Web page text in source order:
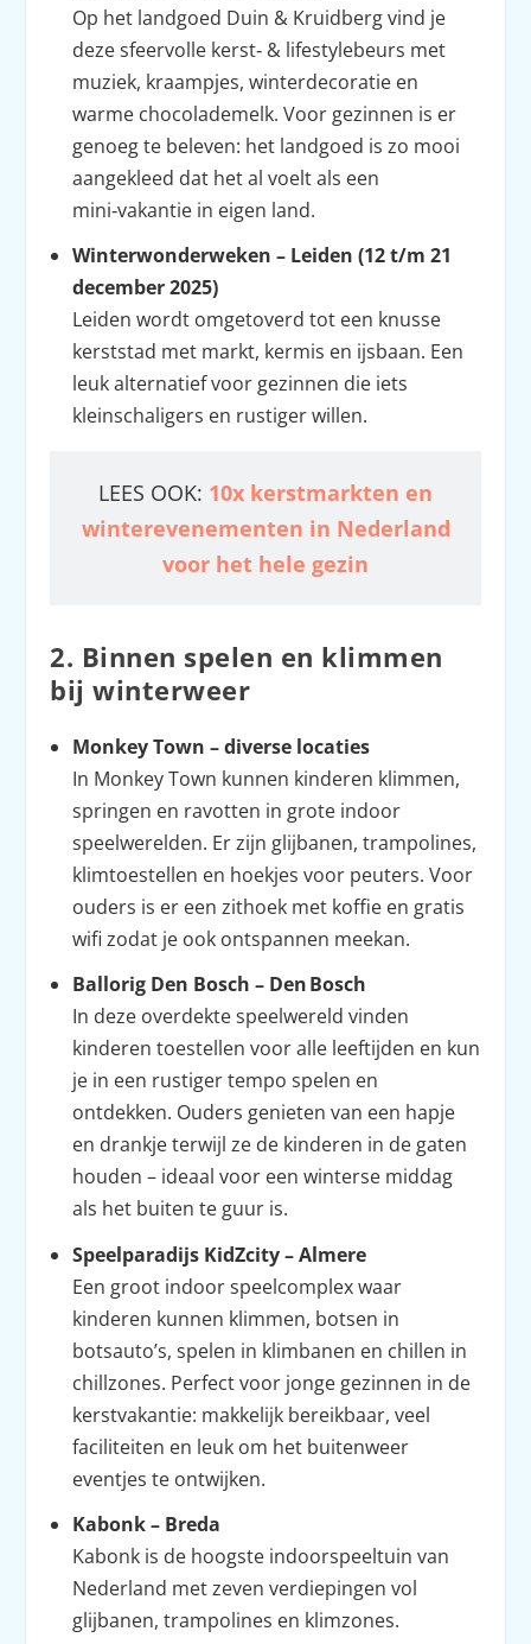
Op het landgoed Duin & Kruidberg vind je
deze sfeervolle kerst‑ & lifestylebeurs met
muziek, kraampjes, winterdecoratie en
warme chocolademelk. Voor gezinnen is er
genoeg te beleven: het landgoed is zo mooi
aangekleed dat het al voelt als een
mini‑vakantie in eigen land.
Winterwonderweken – Leiden (12 t/m 21
december 2025)
Leiden wordt omgetoverd tot een knusse
kerststad met markt, kermis en ijsbaan. Een
leuk alternatief voor gezinnen die iets
kleinschaligers en rustiger willen.
LEES OOK: 10x kerstmarkten en
winterevenementen in Nederland
voor het hele gezin
2. Binnen spelen en klimmen
bij winterweer
Monkey Town – diverse locaties
In Monkey Town kunnen kinderen klimmen,
springen en ravotten in grote indoor
speelwerelden. Er zijn glijbanen, trampolines,
klimtoestellen en hoekjes voor peuters. Voor
ouders is er een zithoek met koffie en gratis
wifi zodat je ook ontspannen meekan.
Ballorig Den Bosch – Den Bosch
In deze overdekte speelwereld vinden
kinderen toestellen voor alle leeftijden en kun
je in een rustiger tempo spelen en
ontdekken. Ouders genieten van een hapje
en drankje terwijl ze de kinderen in de gaten
houden – ideaal voor een winterse middag
als het buiten te guur is.
Speelparadijs KidZcity – Almere
Een groot indoor speelcomplex waar
kinderen kunnen klimmen, botsen in
botsauto’s, spelen in klimbanen en chillen in
chillzones. Perfect voor jonge gezinnen in de
kerstvakantie: makkelijk bereikbaar, veel
faciliteiten en leuk om het buitenweer
eventjes te ontwijken.
Kabonk – Breda
Kabonk is de hoogste indoorspeeltuin van
Nederland met zeven verdiepingen vol
glijbanen, trampolines en klimzones.